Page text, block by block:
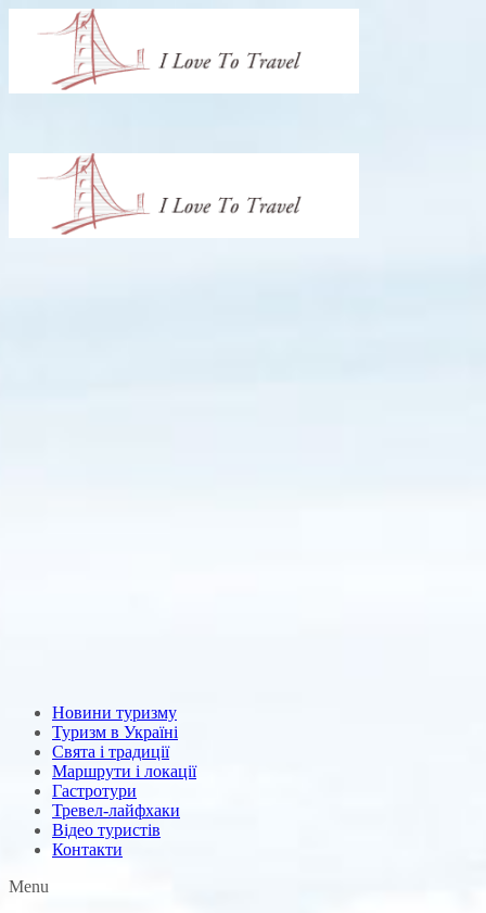
Новини туризму
Туризм в Україні
Свята і традиції
Маршрути і локації
Гастротури
Тревел-лайфхаки
Відео туристів
Контакти
Menu